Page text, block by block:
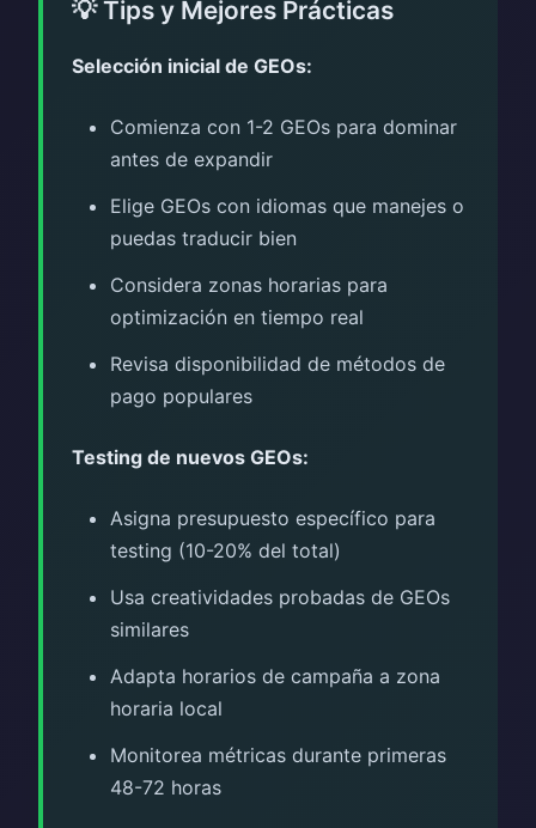
💡 Tips y Mejores Prácticas
Selección inicial de GEOs:
Comienza con 1-2 GEOs para dominar
antes de expandir
Elige GEOs con idiomas que manejes o
puedas traducir bien
Considera zonas horarias para
optimización en tiempo real
Revisa disponibilidad de métodos de
pago populares
Testing de nuevos GEOs:
Asigna presupuesto específico para
testing (10-20% del total)
Usa creatividades probadas de GEOs
similares
Adapta horarios de campaña a zona
horaria local
Monitorea métricas durante primeras
48-72 horas